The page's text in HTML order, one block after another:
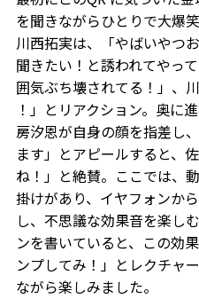
を聞きながらひとりで大爆
川西拓実は、「やばいやつ
聞きたい！と誘われてやっ
囲気ぶち壊されてる！」、
！」とリアクション。奥に
房汐恩が自身の顔を指差し
ます」とアピールすると、
ね！」と絶賛。ここでは、
掛けがあり、イヤフォンか
し、不思議な効果音を楽し
ンを書いていると、この効
ンプしてみ！」とレクチャ
ながら楽しみました。